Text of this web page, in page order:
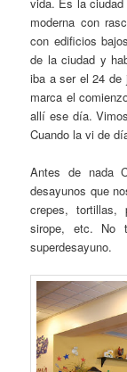
moderna con
con edificios
de la ciudad y
iba a ser el 24 de
marca el
allí ese día.
Cuando la vi de
Antes de nada
desayunos que
crepes, tortillas,
sirope, etc. No
superdesayuno.